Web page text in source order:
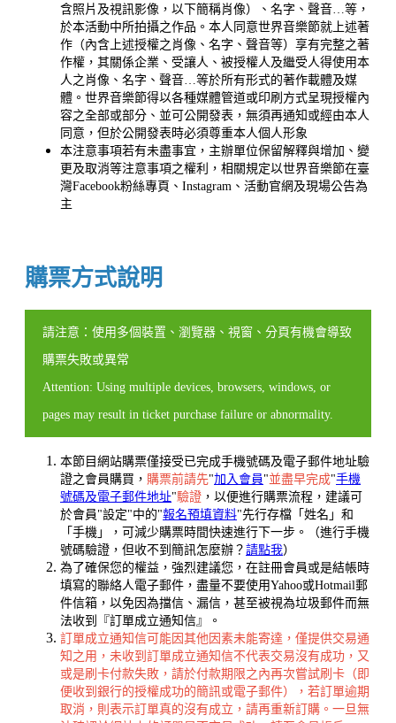
含照片及視訊影像，以下簡稱肖像）、名字、聲音…等，
於本活動中所拍攝之作品。本人同意世界音樂節就上述著
作（內含上述授權之肖像、名字、聲音等）享有完整之著
作權，其關係企業、受讓人、被授權人及繼受人得使用本
人之肖像、名字、聲音…等於所有形式的著作載體及媒
體。世界音樂節得以各種媒體管道或印刷方式呈現授權內
容之全部或部分、並可公開發表，無須再通知或經由本人
同意，但於公開發表時必須尊重本人個人形象
本注意事項若有未盡事宜，主辦單位保留解釋與增加、變
更及取消等注意事項之權利，相關規定以世界音樂節在臺
灣Facebook粉絲專頁、Instagram、活動官網及現場公告為
主
購票方式說明
請注意：使用多個裝置、瀏覽器、視窗、分頁有機會導致
購票失敗或異常
Attention: Using multiple devices, browsers, windows, or
pages may result in ticket purchase failure or abnormality.
本節目網站購票僅接受已完成手機號碼及電子郵件地址驗
證之會員購買， 購票前請先"加入會員 "並盡早完成"手機
號碼及電子郵件地址"驗證 ，以便進行購票流程，建議可
於會員"設定"中的"報名預填資料"先行存檔「姓名」和
「手機」，可減少購票時間快速進行下一步。（進行手機
號碼驗證，但收不到簡訊怎麼辦？ 請點我）
為了確保您的權益，強烈建議您，在註冊會員或是結帳時
填寫的聯絡人電子郵件，盡量不要使用Yahoo或Hotmail郵
件信箱，以免因為擋信、漏信，甚至被視為垃圾郵件而無
法收到『訂單成立通知信』。
訂單成立通知信可能因其他因素未能寄達，僅提供交易通
知之用，未收到訂單成立通知信不代表交易沒有成功，又
或是刷卡付款失敗，請於付款期限之內再次嘗試刷卡（即
便收到銀行的授權成功的簡訊或電子郵件），若訂單逾期
取消，則表示訂單真的沒有成立，請再重新訂購。一旦無